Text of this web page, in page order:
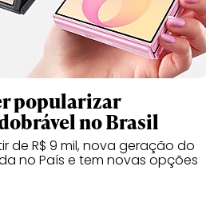
popularizar
no Brasil
de R$ 9 mil, nova geração do
no País e tem novas opções